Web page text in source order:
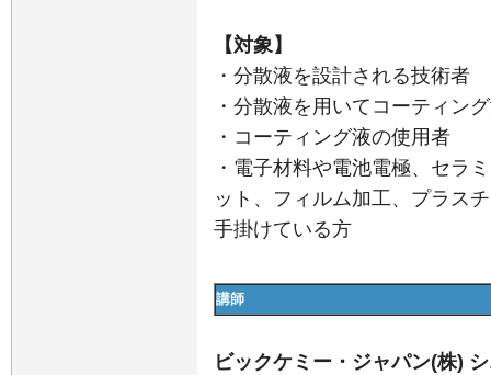
【対象】
・分散液を設計される技術者
・分散液を用いてコーティン
・コーティング液の使用者
・電子材料や電池電極、セラ
ット、フィルム加工、プラス
手掛けている方
講師
ビックケミー・ジャパン(株)